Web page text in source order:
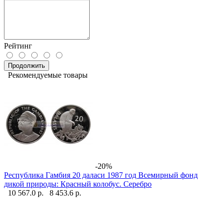
Рейтинг
Продолжить
Рекомендуемые товары
-20%
Республика Гамбия 20 даласи 1987 год Всемирный фонд
дикой природы: Красный колобус. Серебро
10 567.0 р.
8 453.6 р.